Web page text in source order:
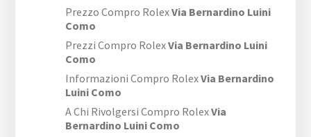
Prezzo Compro RolexVia Bernardino Luini
Como
Prezzi Compro RolexVia Bernardino Luini
Como
Informazioni Compro RolexVia Bernardino
Luini Como
A Chi Rivolgersi Compro RolexVia
Bernardino Luini Como